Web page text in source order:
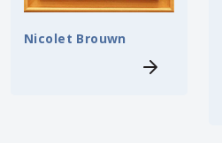
Nicolet Brouwn